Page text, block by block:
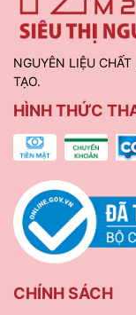
NGUYÊN LIỆU
TẠO.
HÌNH THỨC
CHÍNH SÁCH